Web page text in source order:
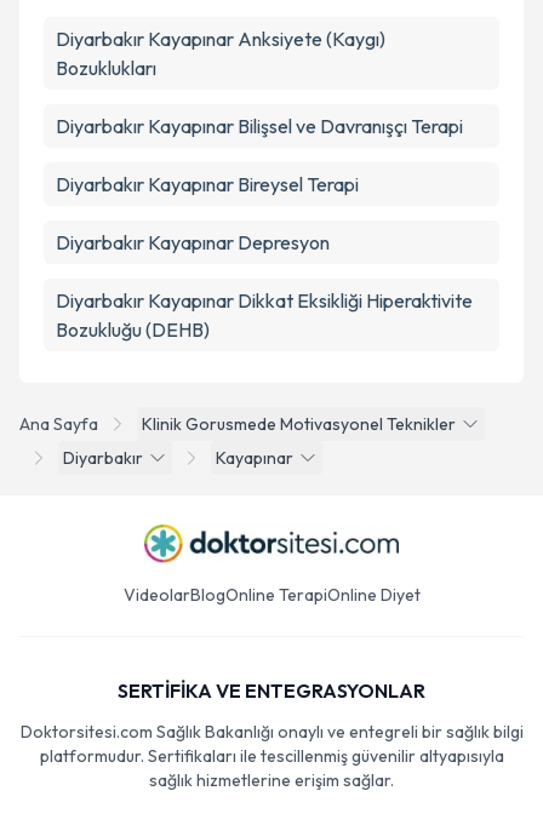
Ana Sayfa
Klinik Gorusmede Motivasyonel Teknikler
Diyarbakır
Kayapınar
Diyarbakır Kayapınar Anksiyete (Kaygı)
Bozuklukları
Diyarbakır Kayapınar Bilişsel ve Davranışçı Terapi
Diyarbakır Kayapınar Bireysel Terapi
Diyarbakır Kayapınar Depresyon
Diyarbakır Kayapınar Dikkat Eksikliği Hiperaktivite
Bozukluğu (DEHB)
VideolarBlogOnline TerapiOnline Diyet
SERTİFİKA VE ENTEGRASYONLAR
Doktorsitesi.com Sağlık Bakanlığı onaylı ve entegreli bir sağlık bilgi
platformudur. Sertifikaları ile tescillenmiş güvenilir altyapısıyla
sağlık hizmetlerine erişim sağlar.